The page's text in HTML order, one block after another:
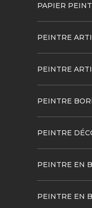
PAPIER
PEINTRE
PEINTRE
PEINTRE
PEINTRE
PEINTRE EN
PEINTRE EN